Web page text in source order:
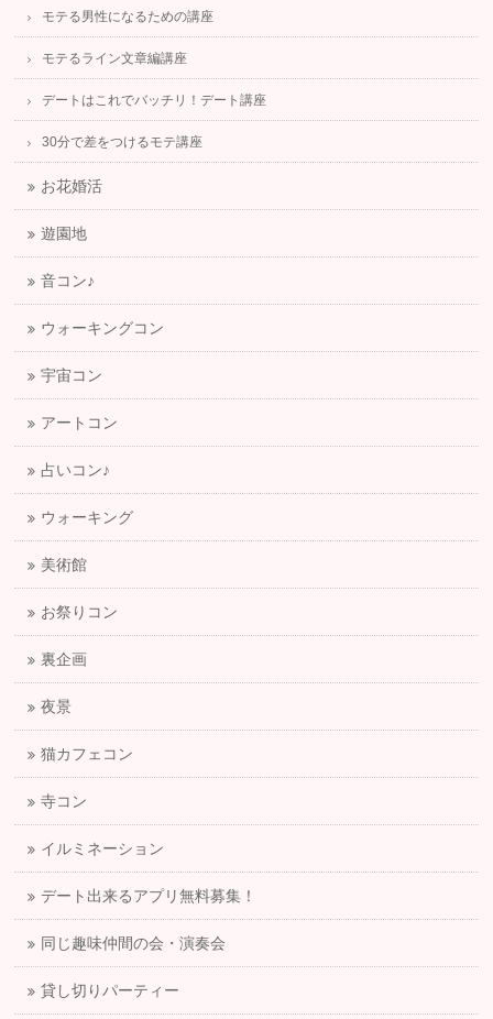
モテる男性になるための講座
モテるライン文章編講座
デートはこれでバッチリ！デート講座
30分で差をつけるモテ講座
お花婚活
遊園地
音コン♪
ウォーキングコン
宇宙コン
アートコン
占いコン♪
ウォーキング
美術館
お祭りコン
裏企画
夜景
猫カフェコン
寺コン
イルミネーション
デート出来るアプリ無料募集！
同じ趣味仲間の会・演奏会
貸し切りパーティー